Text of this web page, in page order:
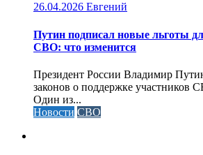
26.04.2026 Евгений
Путин подписал новые льготы
СВО: что изменится
Президент России Владимир
законов о поддержке участников
Один из...
Новости СВО